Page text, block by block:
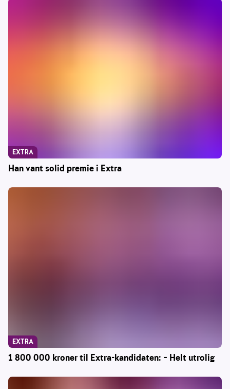
Han vant solid premie i Extra
EXTRA
1 800 000 kroner til Extra-kandidaten: – Helt utrolig
EXTRA